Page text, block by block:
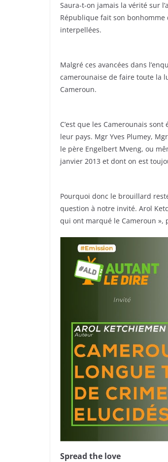
Saura-t-on jamais la vérité sur
République fait son bonhomme
interpellées.
Malgré ces avancées dans
camerounaise de faire toute la
Cameroun.
C’est que les Camerounais
leur pays. Mgr Yves Plumey,
le père Engelbert Mveng, ou
janvier 2013 et dont on est
Pourquoi donc le brouillard
question à notre invité. Arol
qui ont marqué le Cameroun
Spread the love